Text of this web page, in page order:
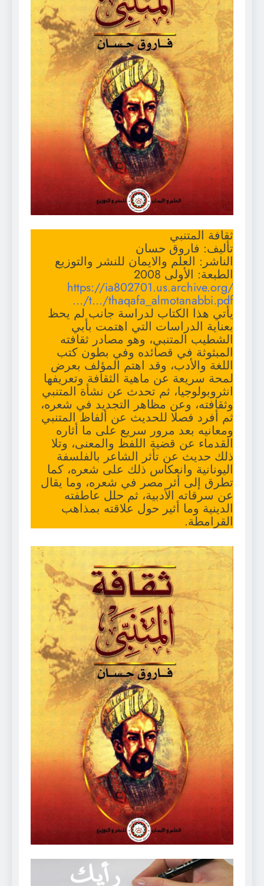
ثقافة المتنبي
تأليف: فاروق حسان
الناشر: العلم والايمان للنشر والتوزيع
الطبعة: الأولى 2008
https://ia802701.us.archive.org/
…/t…/thaqafa_almotanabbi.pdf
يأتي هذا الكتاب لدراسة جانب لم يحظ
بعناية الدراسات التي اهتمت بأبي
الشطيب المتنبي، وهو مصادر ثقافته
المبثوثة في قصائده وفي بطون كتب
اللغة والأدب، وقد اهتم المؤلف بعرض
لمحة سريعة عن ماهية الثقافة وتعريفها
انثروبولوجيا، ثم تحدث عن نشأة المتنبي
وثقافته، وعن مظاهر التجديد في شعره،
ثم أفرد فصلا للحديث عن ألفاظ المتنبي
ومعانيه بعد مرور سريع على ما أثاره
القدماء عن قضية اللفظ والمعنى، وتلا
ذلك حديث عن تأثر الشاعر بالفلسفة
اليونانية وانعكاس ذلك على شعره، كما
تطرق إلى أثر مصر في شعره، وما يقال
عن سرقاته الأدبية، ثم حلل عاطفته
الدينية وما أثير حول علاقته بمذاهب
القرامطة.